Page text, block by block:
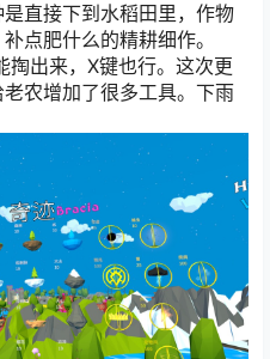
直接下到水稻田里，作物
点肥什么的精耕细作。
掏出来，X键也行。这次更
农增加了很多工具。下雨